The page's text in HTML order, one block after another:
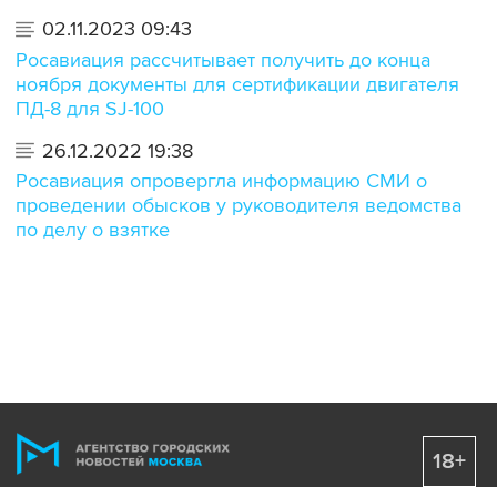
02.11.2023 09:43
Росавиация рассчитывает получить до конца
ноября документы для сертификации двигателя
ПД-8 для SJ-100
26.12.2022 19:38
Росавиация опровергла информацию СМИ о
проведении обысков у руководителя ведомства
по делу о взятке
18+